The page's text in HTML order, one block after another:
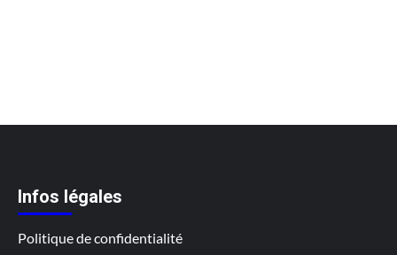
Infos légales
Politique de confidentialité